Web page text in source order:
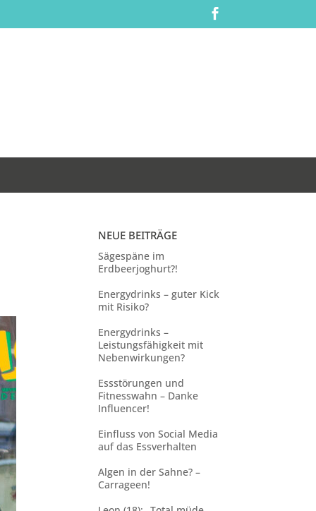

NEUE BEITRÄGE
Sägespäne im
Erdbeerjoghurt?!
Energydrinks – guter Kick
mit Risiko?
Energydrinks –
Leistungsfähigkeit mit
Nebenwirkungen?
Essstörungen und
Fitnesswahn – Danke
Influencer!
Einfluss von Social Media
auf das Essverhalten
Algen in der Sahne? –
Carrageen!